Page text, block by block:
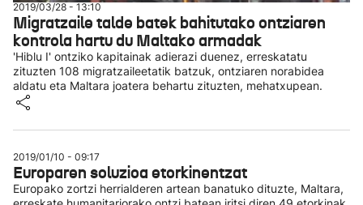
2019/03/28 - 13:10
Migratzaile talde batek bahitutako ontziaren
kontrola hartu du Maltako armadak
'Hiblu I' ontziko kapitainak adierazi duenez, erreskatatu
zituzten 108 migratzaileetatik batzuk, ontziaren norabidea
aldatu eta Maltara joatera behartu zituzten, mehatxupean.
2019/01/10 - 09:17
Europaren soluzioa etorkinentzat
Europako zortzi herrialderen artean banatuko dituzte, Maltara,